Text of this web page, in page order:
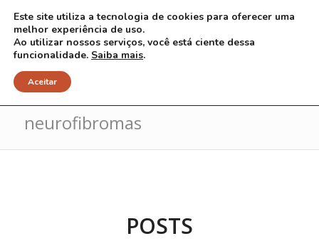
Arquivo para Tag: tratamento
neurofibromas
POSTS
Este site utiliza a tecnologia de cookies para oferecer uma
melhor experiência de uso.
Ao utilizar nossos serviços, você está ciente dessa
funcionalidade. Saiba mais.
Aceitar